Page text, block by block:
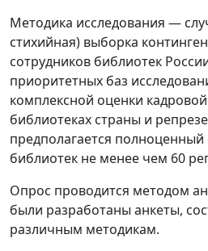
Методика исследования —
стихийная) выборка
сотрудников библиотек
приоритетных баз
комплексной оценки
библиотеках страны и
предполагается
библиотек не менее чем 60
Опрос проводится методом
были разработаны анкеты,
различным методикам.